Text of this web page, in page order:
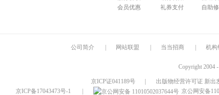
会员优惠
礼券支付
自助
公司简介 网站联盟 当当招商 机构
Copyright 2004
京ICP证041189号
出版物经营许可证 新出
京ICP备17043473号-1
京公网安备